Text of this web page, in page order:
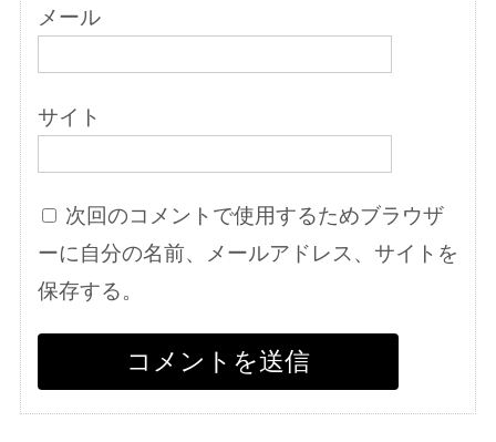
メール
サイト
次回のコメントで使用するためブラウザ
ーに自分の名前、メールアドレス、サイトを
保存する。